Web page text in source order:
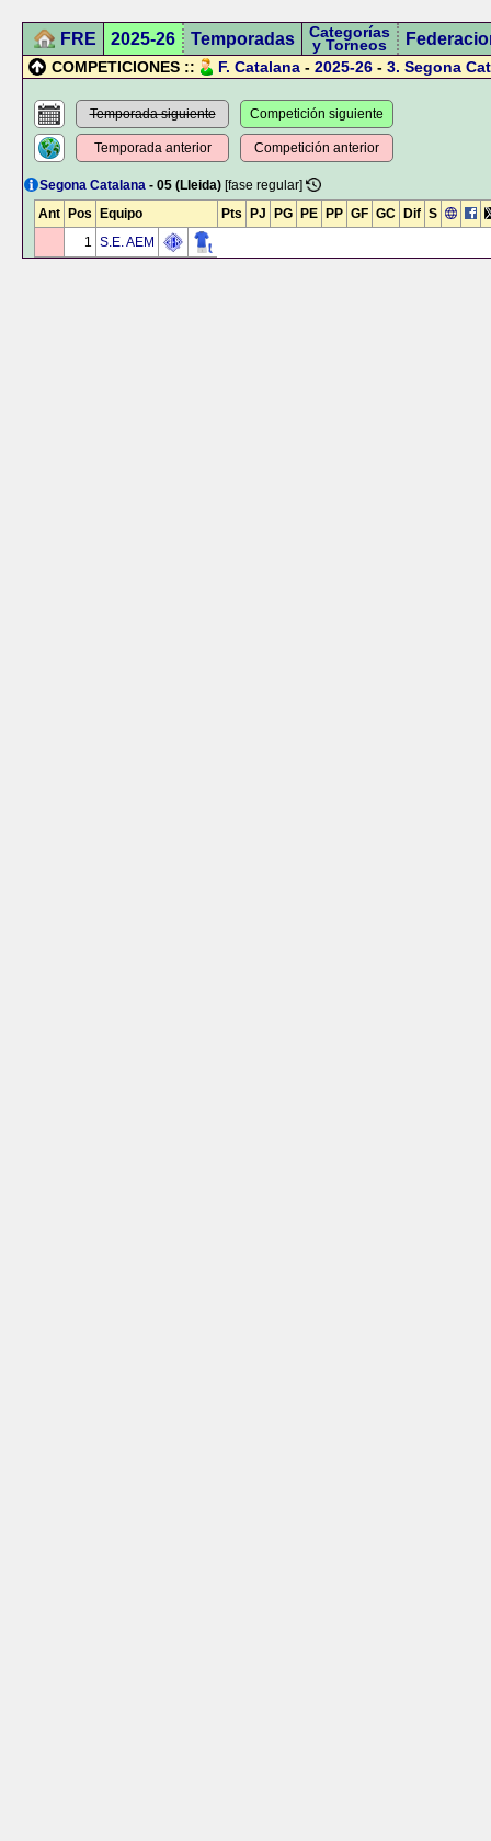
FRE 2025-26 Temporadas Categorías
y Torneos
COMPETICIONES :: F. Catalana - 2025-26 - 3. Segona
Temporada siguiente
Temporada anterior
Competición siguiente
Competición anterior
Segona Catalana - 05 (Lleida) [fase regular]
Ant
Pos Equipo Pts PJ PG PE PP GF GC Dif S
1 S.E. AEM